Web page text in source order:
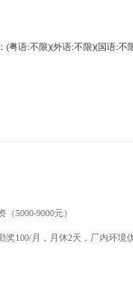
(粤语:不限)(外语:不限)(国语:不
5000-9000元）
100/月，月休2天，厂内环境